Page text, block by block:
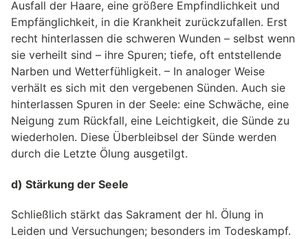
Ausfall der Haare, eine größere Empfindlichkeit und
Empfänglichkeit, in die Krankheit zurückzufallen. Erst
recht hinterlassen die schweren Wunden – selbst wenn
sie verheilt sind – ihre Spuren; tiefe, oft entstellende
Narben und Wetterfühligkeit. – In analoger Weise
verhält es sich mit den vergebenen Sünden. Auch sie
hinterlassen Spuren in der Seele: eine Schwäche, eine
Neigung zum Rückfall, eine Leichtigkeit, die Sünde zu
wiederholen. Diese Überbleibsel der Sünde werden
durch die Letzte Ölung ausgetilgt.
d) Stärkung der Seele
Schließlich stärkt das Sakrament der hl. Ölung in
Leiden und Versuchungen; besonders im Todeskampf.